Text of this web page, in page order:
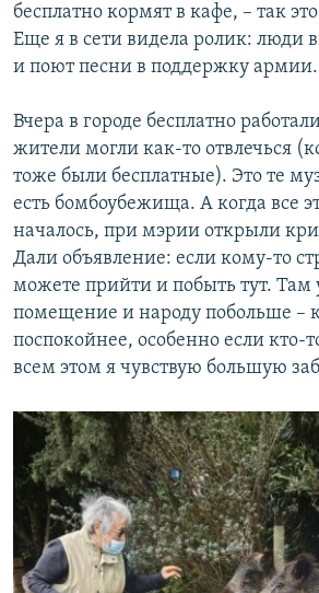
бесплатно кормят в кафе, – так
Еще я в сети видела ролик: люди
и поют песни в поддержку армии.
Вчера в городе бесплатно
жители могли как-то отвлечься
тоже были бесплатные). Это те
есть бомбоубежища. А когда все
началось, при мэрии открыли
Дали объявление: если кому-то
можете прийти и побыть тут. Там
помещение и народу побольше –
поспокойнее, особенно если кто-
всем этом я чувствую большую